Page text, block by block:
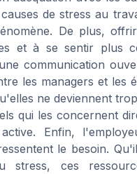
de stress au
De plus,
et à se sentir plus
communication
les managers et les
ne deviennent
qui les concernent
Enfin,
le besoin.
stress, ces